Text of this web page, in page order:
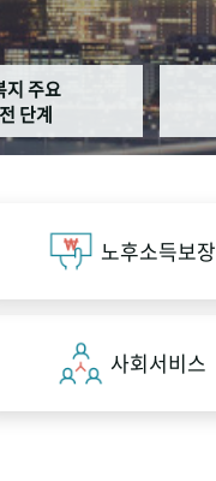
지 주요
단계
노후소득보장
사회서비스